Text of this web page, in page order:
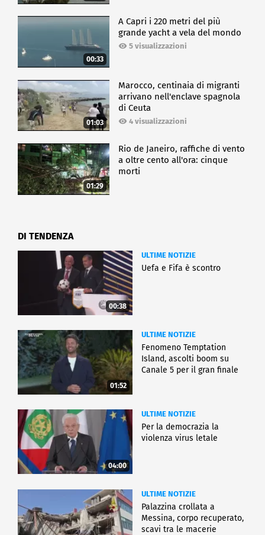
00:33
A Capri i 220 metri del più
grande yacht a vela del mondo
5 visualizzazioni
01:03
Marocco, centinaia di migranti
arrivano nell'enclave spagnola
di Ceuta
4 visualizzazioni
01:29
Rio de Janeiro, raffiche di vento
a oltre cento all'ora: cinque
morti
DI TENDENZA
00:38
ULTIME NOTIZIE
Uefa e Fifa è scontro
01:52
ULTIME NOTIZIE
Fenomeno Temptation
Island, ascolti boom su
Canale 5 per il gran finale
04:00
ULTIME NOTIZIE
Per la democrazia la
violenza virus letale
ULTIME NOTIZIE
Palazzina crollata a
Messina, corpo recuperato,
scavi tra le macerie